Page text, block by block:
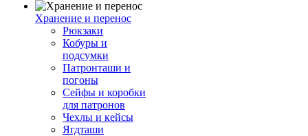
Хранение и перенос
Рюкзаки
Кобуры и
подсумки
Патронташи и
погоны
Сейфы и коробки
для патронов
Чехлы и кейсы
Ягдташи